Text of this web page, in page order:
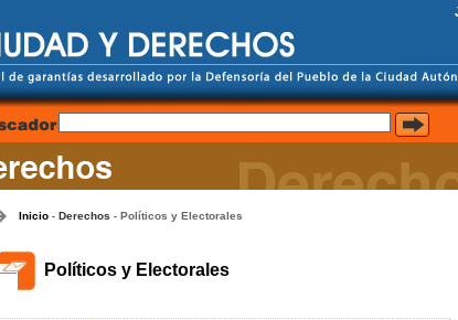
Inicio- Derechos - Políticos y Electorales
Políticos y Electorales